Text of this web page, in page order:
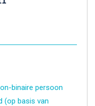
binaire persoon
basis van